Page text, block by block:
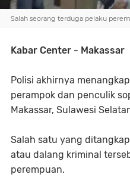
Salah seorang terduga pelaku
Kabar Center - Makassar
Polisi akhirnya
perampok dan penculik
Makassar, Sulawesi
Salah satu yang
atau dalang kriminal
perempuan.